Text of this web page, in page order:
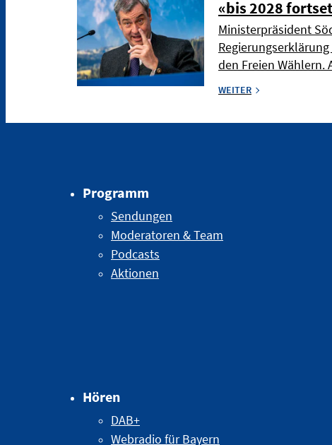
«bis 2028
Ministerpräsident
den Freien
WEITER
Programm
Sendungen
Moderatoren & Team
Podcasts
Aktionen
Hören
DAB+
Webradio für Bayern